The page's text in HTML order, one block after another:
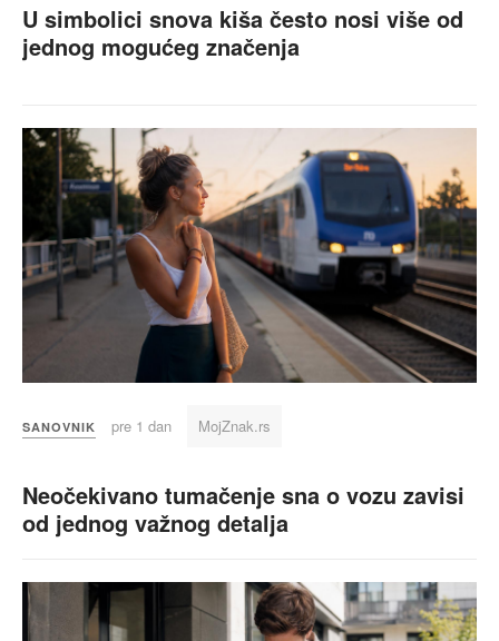
U simbolici snova kiša često nosi više od
jednog mogućeg značenja
SANOVNIK pre 1 dan MojZnak.rs
Neočekivano tumačenje sna o vozu zavisi
od jednog važnog detalja